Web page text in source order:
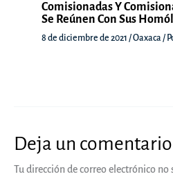
Comisionadas Y
Se Reúnen Con Sus
8 de diciembre de 2021 /Oaxaca /
Deja un comentario
Tu dirección de correo electrónico no